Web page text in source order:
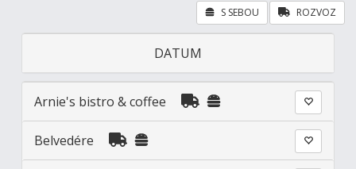
ROZVOZ
S SEBOU
DATUM
Arnie's bistro & coffee
Belvedére